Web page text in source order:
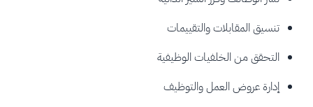
تنسيق المقابلات والتقييمات
التحقق من الخلفيات الوظيفية
إدارة عروض العمل والتوظيف